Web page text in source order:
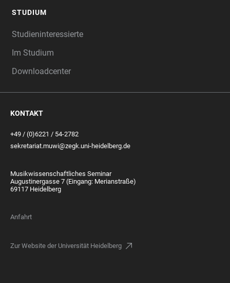
STUDIUM
Studieninteressierte
Im Studium
Downloadcenter
KONTAKT
+49 / (0)6221 / 54-2782
sekretariat.muwi@zegk.uni-heidelberg.de
Musikwissenschaftliches Seminar
Augustinergasse 7 (Eingang: Merianstraße)
69117 Heidelberg
Anfahrt
Zur Website der Universität Heidelberg